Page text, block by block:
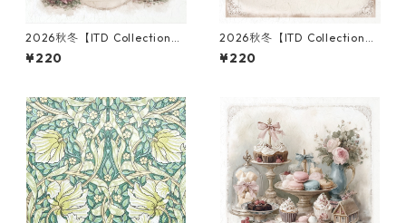
2026秋冬【ITD Collection】
ミニサイズ ライスペーパー RS
M3112 デコパージュ
¥220
2026秋冬【ITD Collection】
ミニサイズ ライスペーパー RS
M3021 デコパージュ
¥220